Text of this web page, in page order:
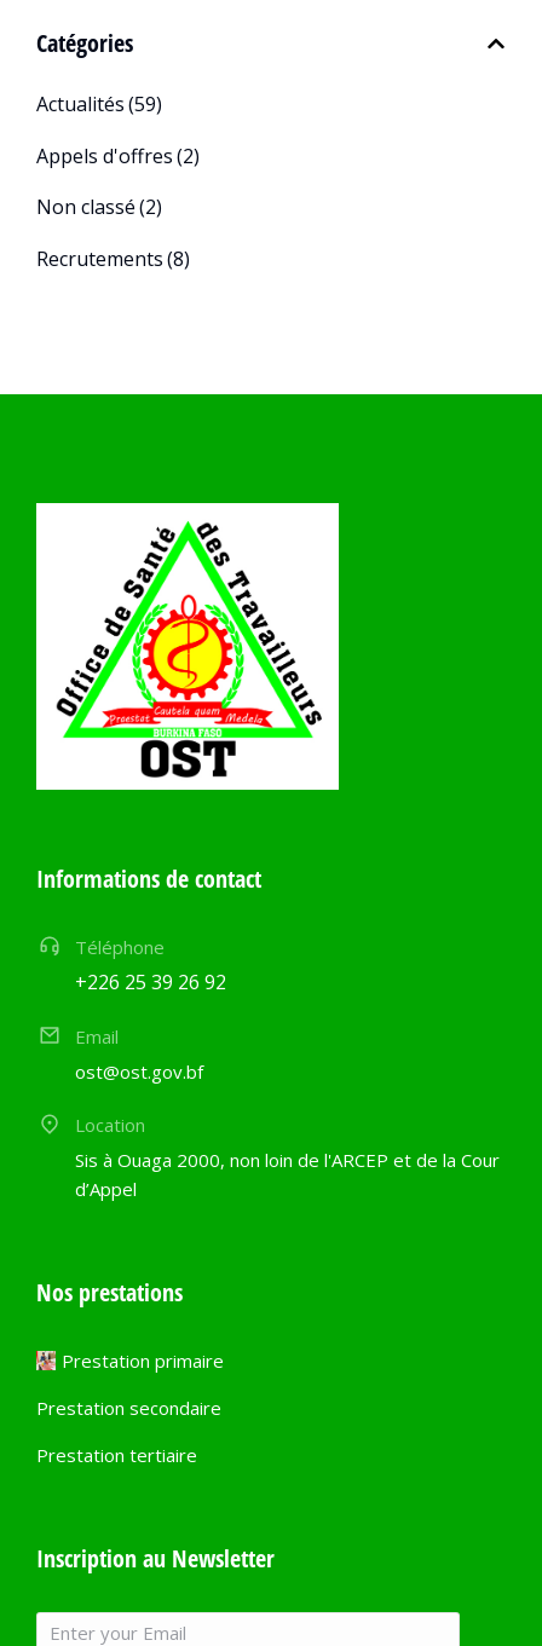
Catégories
Actualités(59)
Appels d'offres(2)
Non classé(2)
Recrutements(8)
Informations de contact
Téléphone
+226 25 39 26 92
Email
ost@ost.gov.bf
Location
Sis à Ouaga 2000, non loin de l'ARCEP et de la Cour
d’Appel
Nos prestations
Prestation primaire
Prestation secondaire
Prestation tertiaire
Inscription au Newsletter